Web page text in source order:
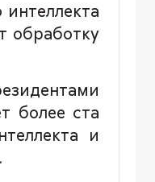
обработку
более ста
и